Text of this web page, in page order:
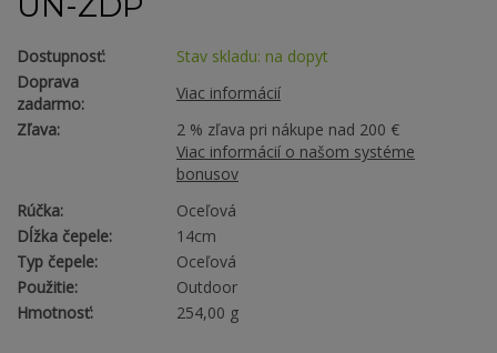
Dostupnosť:
Stav skladu: na dopyt
Doprava
zadarmo:
Viac informácií
Zľava:
2 % zľava pri nákupe nad 200 €
Viac informácií o našom systéme
bonusov
Rúčka:
Oceľová
Dĺžka čepele:
14cm
Typ čepele:
Oceľová
Použitie:
Outdoor
Hmotnosť:
254,00 g